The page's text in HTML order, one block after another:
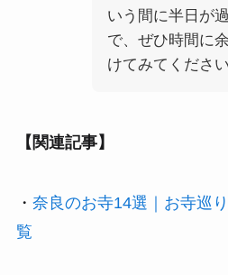
いう間に半日が
で、ぜひ時間に
けてみてください
【関連記事】
・ 奈良のお寺14選｜お寺巡
覧